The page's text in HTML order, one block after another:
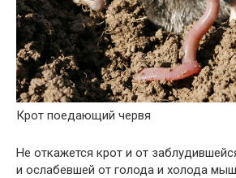
Крот поедающий червя
Не откажется крот и от
и ослабевшей от голода и холода